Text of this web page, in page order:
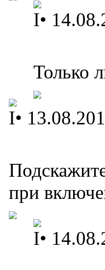
I•
Только
I•
при
I•